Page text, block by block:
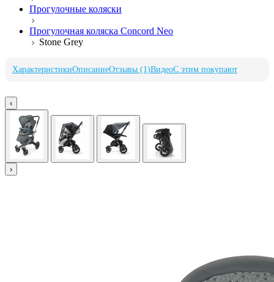
Прогулочные коляски
Прогулочная коляска Concord Neo
Stone Grey
ХарактеристикиОписаниеОтзывы (1)ВидеоС этим покупают
‹
›